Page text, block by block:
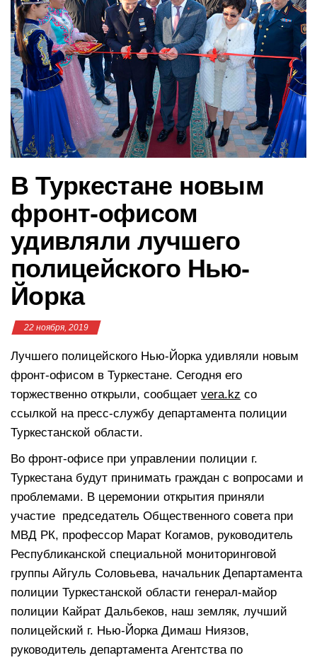
ц
и
ю
В Туркестане новым
фронт-офисом
удивляли лучшего
полицейского Нью-
Йорка
22 ноября, 2019
Лучшего полицейского Нью-Йорка удивляли новым
фронт-офисом в Туркестане. Сегодня его
торжественно открыли, сообщает vera.kz со
ссылкой на пресс-службу департамента полиции
Туркестанской области.
Во фронт-офисе при управлении полиции г.
Туркестана будут принимать граждан с вопросами и
проблемами. В церемонии открытия приняли
участие председатель Общественного совета при
МВД РК, профессор Марат Когамов, руководитель
Республиканской специальной мониторинговой
группы Айгуль Соловьева, начальник Департамента
полиции Туркестанской области генерал-майор
полиции Кайрат Дальбеков, наш земляк, лучший
полицейский г. Нью-Йорка Димаш Ниязов,
руководитель департамента Агентства по